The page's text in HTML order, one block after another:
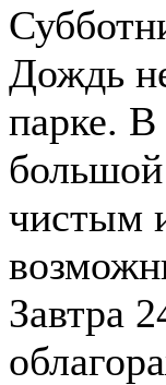
Дождь
парке.
чистым
Завтра